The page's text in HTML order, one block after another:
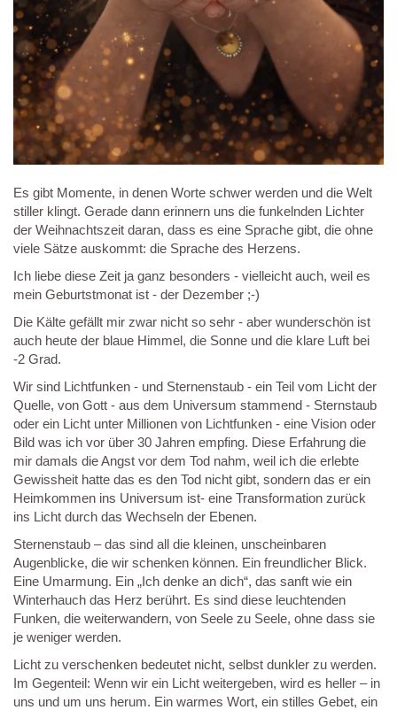
Es gibt Momente, in denen Worte schwer werden und die Welt
stiller klingt. Gerade dann erinnern uns die funkelnden Lichter
der Weihnachtszeit daran, dass es eine Sprache gibt, die ohne
viele Sätze auskommt: die Sprache des Herzens.
Ich liebe diese Zeit ja ganz besonders - vielleicht auch, weil es
mein Geburtstmonat ist - der Dezember ;-)
Die Kälte gefällt mir zwar nicht so sehr - aber wunderschön ist
auch heute der blaue Himmel, die Sonne und die klare Luft bei
-2 Grad.
Wir sind Lichtfunken - und Sternenstaub - ein Teil vom Licht der
Quelle, von Gott - aus dem Universum stammend - Sternstaub
oder ein Licht unter Millionen von Lichtfunken - eine Vision oder
Bild was ich vor über 30 Jahren empfing. Diese Erfahrung die
mir damals die Angst vor dem Tod nahm, weil ich die erlebte
Gewissheit hatte das es den Tod nicht gibt, sondern das er ein
Heimkommen ins Universum ist- eine Transformation zurück
ins Licht durch das Wechseln der Ebenen.
Sternenstaub – das sind all die kleinen, unscheinbaren
Augenblicke, die wir schenken können. Ein freundlicher Blick.
Eine Umarmung. Ein „Ich denke an dich“, das sanft wie ein
Winterhauch das Herz berührt. Es sind diese leuchtenden
Funken, die weiterwandern, von Seele zu Seele, ohne dass sie
je weniger werden.
Licht zu verschenken bedeutet nicht, selbst dunkler zu werden.
Im Gegenteil: Wenn wir ein Licht weitergeben, wird es heller – in
uns und um uns herum. Ein warmes Wort, ein stilles Gebet, ein